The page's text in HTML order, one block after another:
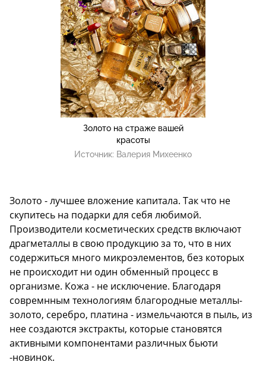
Золото на страже вашей
красоты
Источник: Валерия Михеенко
Золото - лучшее вложение капитала. Так что не
скупитесь на подарки для себя любимой.
Производители косметических средств включают
драгметаллы в свою продукцию за то, что в них
содержиться много микроэлементов, без которых
не происходит ни один обменный процесс в
организме. Кожа - не исключение. Благодаря
совремнным технологиям благородные металлы-
золото, серебро, платина - измельчаются в пыль, из
нее создаются экстракты, которые становятся
активными компонентами различных бьюти
-новинок.